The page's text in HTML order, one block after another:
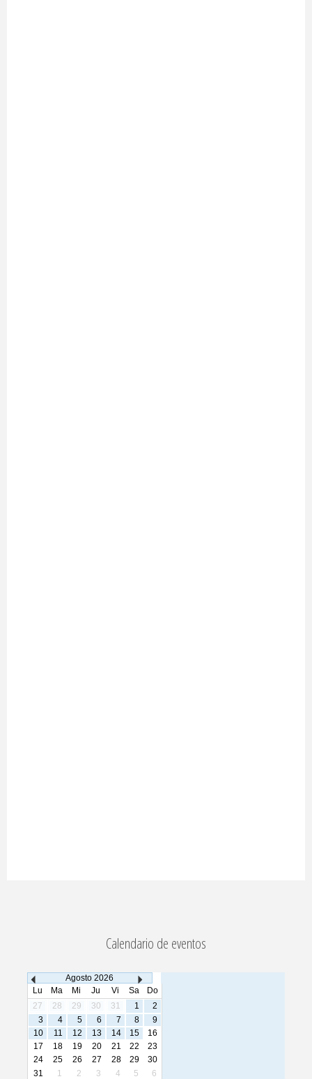
Calendario de eventos
Agosto 2026
Lu
Ma Mi Ju Vi Sa
Do
27
28 29 30 31 1
2
3
4 5 6 7 8
9
10
11 12 13 14 15
16
17
18 19 20 21 22
23
24
25 26 27 28 29
30
31
1 2 3 4 5 6